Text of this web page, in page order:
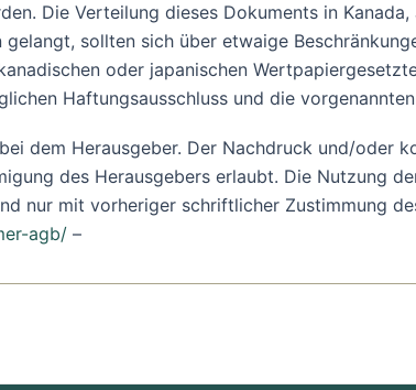
Die Verteilung dieses Dokuments in
sollten sich über etwaige
oder japanischen
Haftungsausschluss und die
dem Herausgeber. Der Nachdruck und/oder
des Herausgebers erlaubt. Die Nutzung
nur mit vorheriger schriftlicher Zustimmung
agb/ –